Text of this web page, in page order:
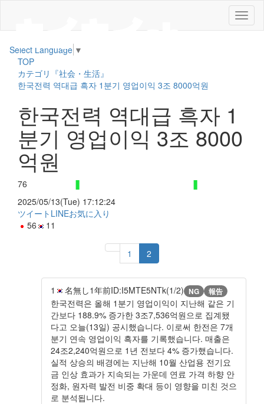
メ
ニ
Select Language ▼
TOP
カテゴリ『社会・生活』
한국전력 역대급 흑자 1분기 영업이익 3조 8000억원
한국전력 역대급 흑자 1
분기 영업이익 3조 8000
억원
76
2025/05/13(Tue) 17:12:24
ツイート LINEお気に入り
56
11
1 2
1 名無し1年前ID:I5MTE5NTk(1/2) NG 報告
‌한국전력은 올해 1분기 영업이익이 지난해 같은 기
간보다 188.9% 증가한 3조7,536억원으로 집계됐
다고 오늘(13일) 공시했습니다. 이로써 한전은 7개
분기 연속 영업이익 흑자를 기록했습니다. 매출은
24조2,240억원으로 1년 전보다 4% 증가했습니다.
실적 상승의 배경에는 지난해 10월 산업용 전기요
금 인상 효과가 지속되는 가운데 연료 가격 하향 안
정화, 원자력 발전 비중 확대 등이 영향을 미친 것으
로 분석됩니다.